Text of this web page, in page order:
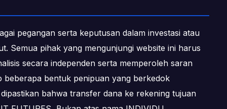
pegangan serta keputusan dalam investasi atau
Semua pihak yang mengunjungi website ini harus
secara independen serta memperoleh saran
beberapa bentuk penipuan yang berkedok
bahwa transfer dana ke rekening tujuan